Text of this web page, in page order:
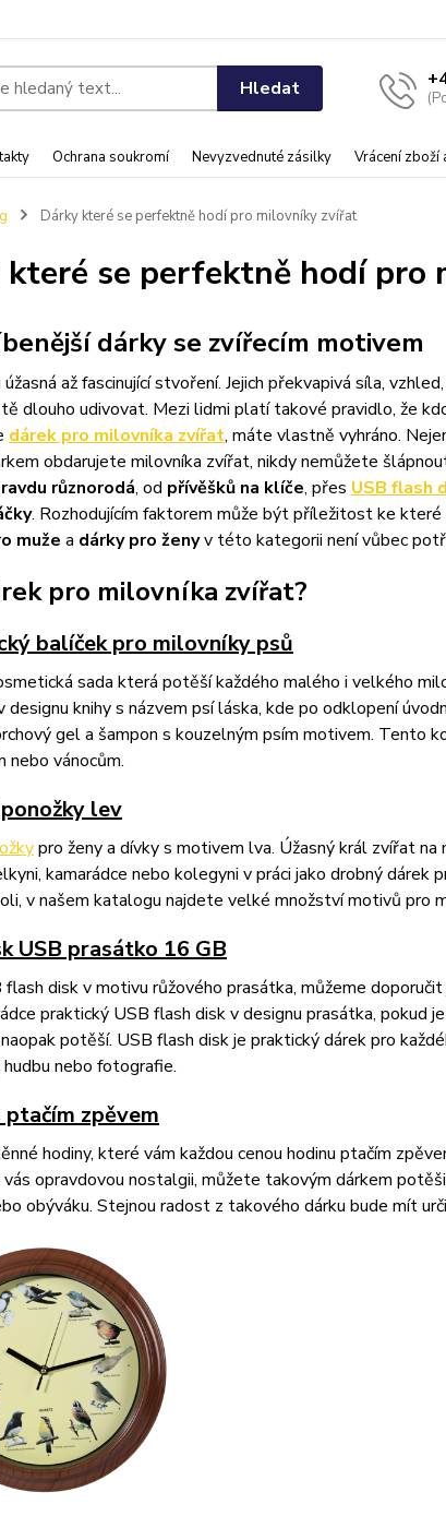
Ochrana soukromí Nevyzvednuté zásilky Vrácení zboží
Hledat
Dárky které se perfektně hodí pro milovníky zvířat
které se perfektně hodí pro
dárky se zvířecím motivem
až fascinující stvoření. Jejich překvapivá síla,
dlouho udivovat. Mezi lidmi platí takové pravidlo, že
dárek pro milovníka zvířat, máte vlastně vyhráno.
obdarujete milovníka zvířat, nikdy nemůžete
různorodá, od přívěšků na klíče, přes USB flash
. Rozhodujícím faktorem může být příležitost ke
muže a dárky pro ženyv této kategorii není vůbec
pro milovníka zvířat?
balíček pro milovníky psů
sada která potěší každého malého i velkého
designu knihy s názvem psí láska, kde po odklopení
gel a šampon s kouzelným psím motivem. Tento
nebo vánocům.
lev
pro ženy a dívky s motivem lva. Úžasný král zvířat
kamarádce nebo kolegyni v práci jako drobný
v našem katalogu najdete velké množství motivů pro
USB prasátko 16 GB
disk v motivu růžového prasátka, můžeme
praktický USB flash disk v designu prasátka, pokud
potěší. USB flash disk je praktický dárek pro
nebo fotografie.
ptačím zpěvem
hodiny, které vám každou cenou hodinu ptačím
opravdovou nostalgii, můžete takovým dárkem
obýváku. Stejnou radost z takového dárku bude mít